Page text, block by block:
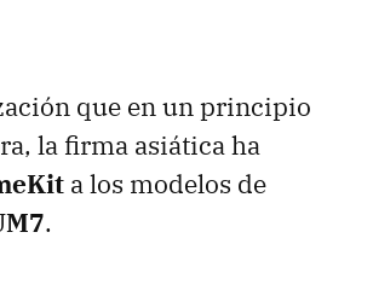
que en un principio
la firma asiática ha
a los modelos de
.